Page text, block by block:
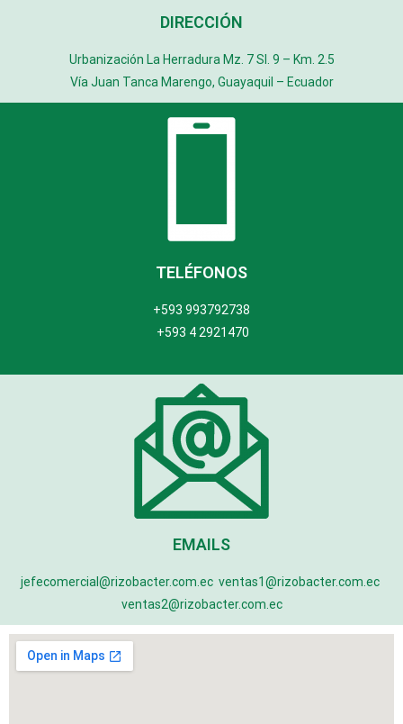
DIRECCIÓN
Urbanización La Herradura Mz. 7 Sl. 9 – Km. 2.5
Vía Juan Tanca Marengo, Guayaquil – Ecuador
TELÉFONOS
+593 993792738
+593 4 2921470
EMAILS
jefecomercial@rizobacter.com.ec ventas1@rizobacter.com.ec
ventas2@rizobacter.com.ec